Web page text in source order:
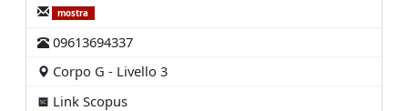
mostra
09613694337
Corpo G - Livello 3
Link Scopus